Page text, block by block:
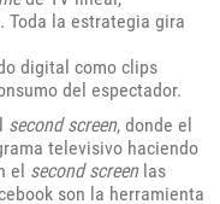
la estrategia gira
digital como clips
del espectador.
second screen, donde el
televisivo haciendo
el second screenlas
son la herramienta